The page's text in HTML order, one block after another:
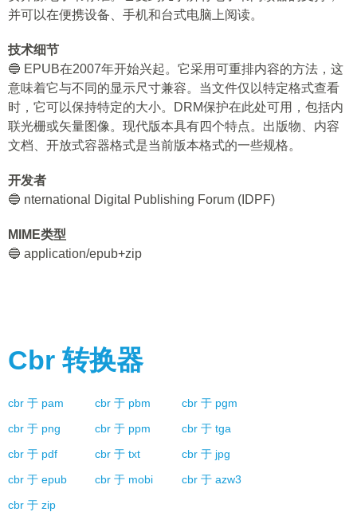
并可以在便携设备、手机和台式电脑上阅读。
技术细节
🔵 EPUB在2007年开始兴起。它采用可重排内容的方法，这
意味着它与不同的显示尺寸兼容。当文件仅以特定格式查看
时，它可以保持特定的大小。DRM保护在此处可用，包括内
联光栅或矢量图像。现代版本具有四个特点。出版物、内容
文档、开放式容器格式是当前版本格式的一些规格。
开发者
🔵 nternational Digital Publishing Forum (IDPF)
MIME类型
🔵 application/epub+zip
Cbr 转换器
cbr 于 pam cbr 于 pbm cbr 于 pgm
cbr 于 png cbr 于 ppm cbr 于 tga
cbr 于 pdf cbr 于 txt cbr 于 jpg
cbr 于 epub cbr 于 mobi cbr 于 azw3
cbr 于 zip